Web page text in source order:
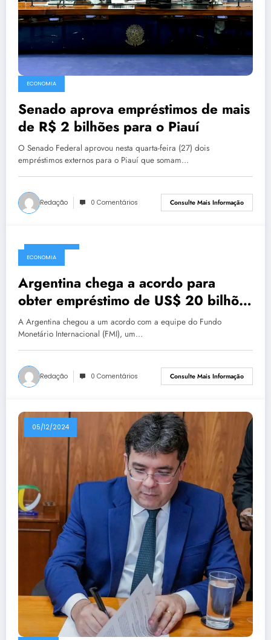
ECONOMIA
Senado aprova empréstimos de mais
de R$ 2 bilhões para o Piauí
O Senado Federal aprovou nesta quarta-feira (27) dois
empréstimos externos para o Piauí que somam…
Redação 0 Comentários Consulte Mais Informação
ECONOMIA
Argentina chega a acordo para
obter empréstimo de US$ 20 bilhões
com o FMI
A Argentina chegou a um acordo com a equipe do Fundo
Monetário Internacional (FMI), um…
Redação 0 Comentários Consulte Mais Informação
05/12/2024